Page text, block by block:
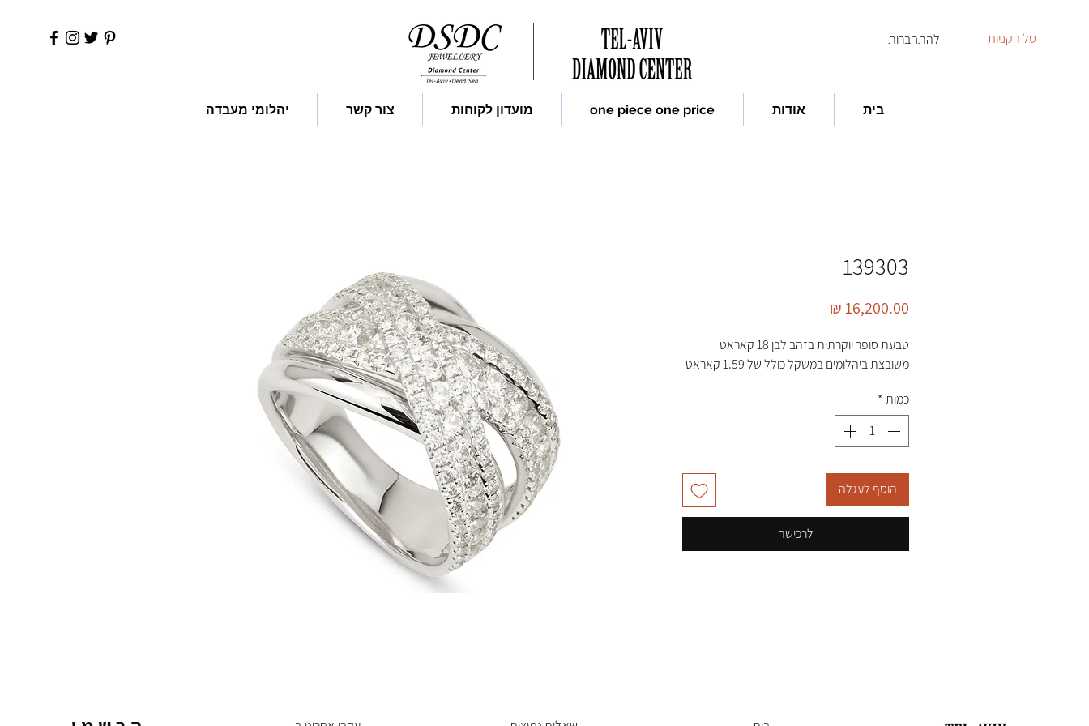
סל הקניות להתחברות
בית אודות one piece one price מועדון לקוחות צור קשר יהלומי מעבדה
139303
טבעת סופר יוקרתית בזהב לבן 18 קאראט
משובצת ביהלומים במשקל כולל של 1.59 קאראט
כמות*
הוסף לעגלה
לרכישה